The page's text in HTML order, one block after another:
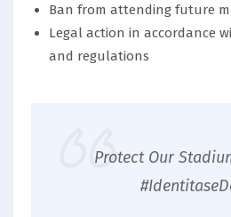
Ban from attending future
Legal action in accordance
and regulations
Protect Our